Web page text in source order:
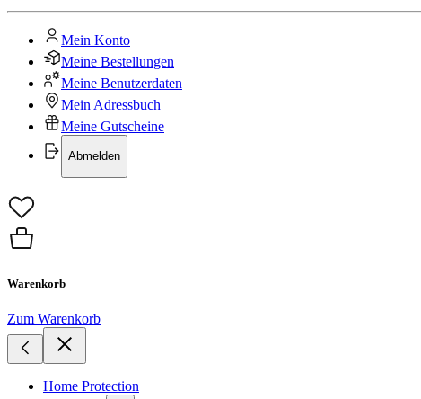
Mein Konto
Meine Bestellungen
Meine Benutzerdaten
Mein Adressbuch
Meine Gutscheine
Abmelden
Warenkorb
Zum Warenkorb
Home Protection